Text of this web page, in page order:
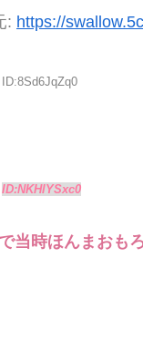
: https://
ID:NKHlYSxc0
当時ほんまおも